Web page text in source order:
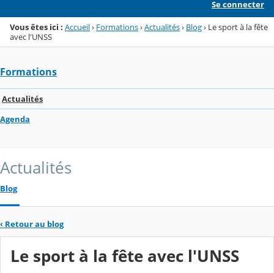
Se connecter
Vous êtes ici : Accueil› Formations›Actualités› Blog› Le sport à la fête
avec l'UNSS
Formations
Actualités
Agenda
Actualités
Blog
‹ Retour au blog
Le sport à la fête avec l'UNSS